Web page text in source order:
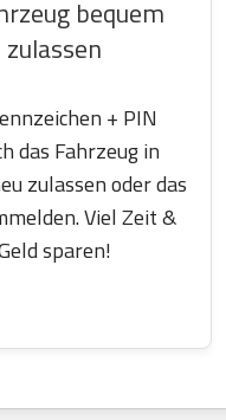
bequem
zulassen
+ PIN
das Fahrzeug in
zulassen oder das
Viel Zeit &
sparen!